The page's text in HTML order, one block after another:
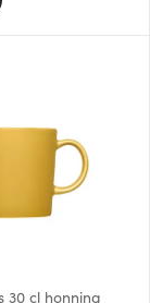
30 cl honning